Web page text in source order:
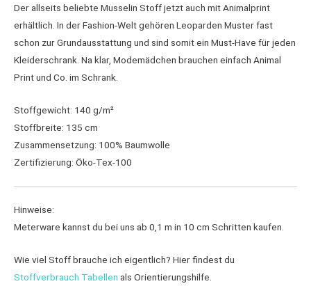
Der allseits beliebte Musselin Stoff jetzt auch mit Animalprint
erhältlich. In der Fashion-Welt gehören Leoparden Muster fast
schon zur Grundausstattung und sind somit ein Must-Have für jeden
Kleiderschrank. Na klar, Modemädchen brauchen einfach Animal
Print und Co. im Schrank.
Stoffgewicht: 140 g/m²
Stoffbreite: 135 cm
Zusammensetzung: 100% Baumwolle
Zertifizierung: Öko-Tex-100
Hinweise:
Meterware kannst du bei uns ab 0,1 m in 10 cm Schritten kaufen.
Wie viel Stoff brauche ich eigentlich?​ Hier findest du
Stoffverbrauch Tabellen als Orientierungshilfe.